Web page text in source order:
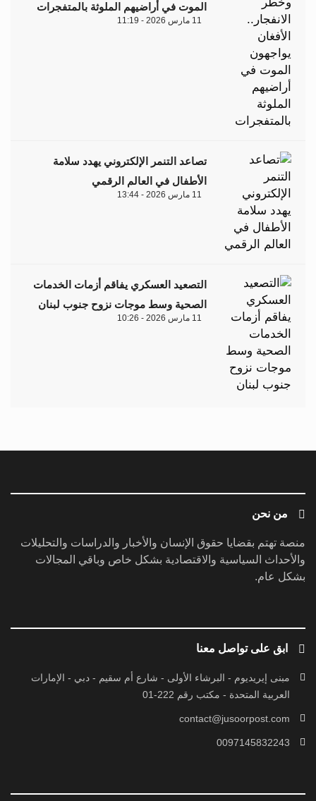
الموت في أراضيهم الملوثة بالمتفجرات
11 مارس 2026 - 11:19
تصاعد التنمر الإلكتروني يهدد سلامة
الأطفال في العالم الرقمي
11 مارس 2026 - 13:44
التصعيد العسكري يفاقم أزمات الخدمات
الصحية وسط موجات نزوح جنوب لبنان
11 مارس 2026 - 10:26
من نحن
منصة تهتم بقضايا حقوق الإنسان والأخبار والدراسات والتحليلات
والأحداث السياسية والاقتصادية بشكل خاص وباقي المجالات
بشكل عام.
ابق على تواصل معنا
مبنى إيريديوم - البرشاء الأولى - شارع أم سقيم - دبي - الإمارات
العربية المتحدة - مكتب رقم 222-01
contact@jusoorpost.com
0097145832243